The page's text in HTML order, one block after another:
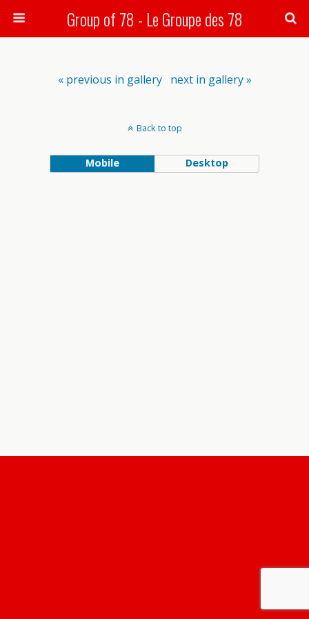
Group of 78 - Le Groupe des 78
« previous in gallery next in gallery »
Back to top
Mobile Desktop